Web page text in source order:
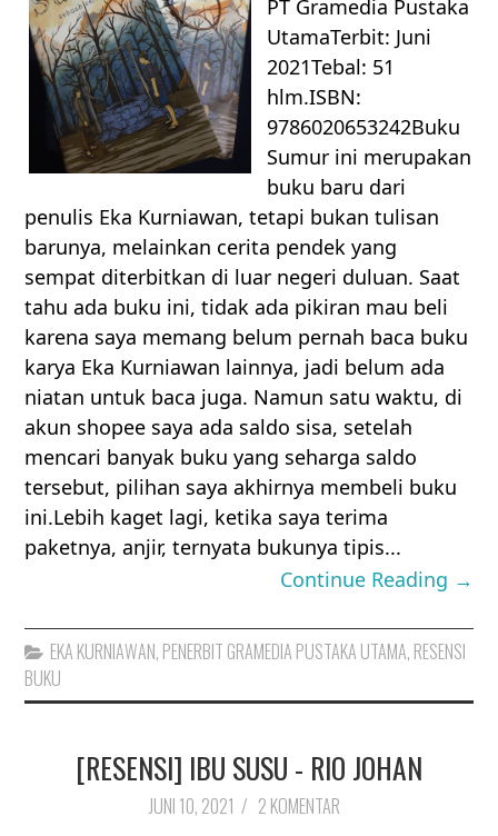
PT Gramedia Pustaka
UtamaTerbit: Juni
2021Tebal: 51
hlm.ISBN:
9786020653242Buku
Sumur ini merupakan
buku baru dari
penulis Eka Kurniawan, tetapi bukan tulisan
barunya, melainkan cerita pendek yang
sempat diterbitkan di luar negeri duluan. Saat
tahu ada buku ini, tidak ada pikiran mau beli
karena saya memang belum pernah baca buku
karya Eka Kurniawan lainnya, jadi belum ada
niatan untuk baca juga. Namun satu waktu, di
akun shopee saya ada saldo sisa, setelah
mencari banyak buku yang seharga saldo
tersebut, pilihan saya akhirnya membeli buku
ini.Lebih kaget lagi, ketika saya terima
paketnya, anjir, ternyata bukunya tipis...
Continue Reading →
EKA KURNIAWAN, PENERBIT GRAMEDIA PUSTAKA UTAMA, RESENSI
BUKU
[RESENSI] IBU SUSU - RIO JOHAN
JUNI 10, 2021 / 2 KOMENTAR